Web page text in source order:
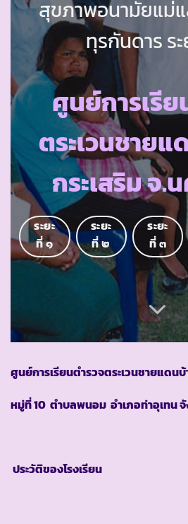
สุขภาพอนามัยแม่แ
ทุรกันดาร ร
ศูนย์การเรี
ตระเวนชาย
กระเสริม จ
ระยะ
ที่ ๑
ระยะ
ที่ ๒
ระยะ
ที่ ๓
ศูนย์การเรียนตำรวจตระเวนชายแดนบ้
หมู่ที่ 10 ตำบลพนอม อำเภอท่าอุเทน
ประวัติของโรงเรียน